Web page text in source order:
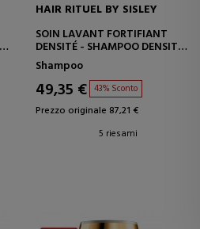
HAIR RITUEL BY SISLEY
SOIN LAVANT FORTIFIANT
DENSITÉ - SHAMPOO DENSITÀ
CAPILLARE
Shampoo
49,35 € 43% Sconto
Prezzo originale 87,21 €
5 riesami